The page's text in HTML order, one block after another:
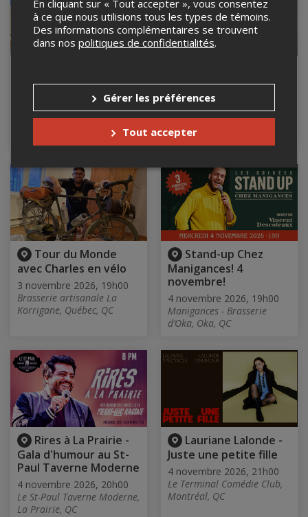
avec Charles en vélo
1er novembre 2026, 14h00
Brasserie artisanale La
PRÉSENTE CLAUDE
1er novembre 2026, 15h00
Centre culturel Stewart Hall
Claire, QC, Pointe-Claire, QC
Tour du Monde
avec Charles en vélo
3 novembre 2026, 19h00
Brasserie artisanale La
Korrigane, Québec, QC
Stand-up Chez
Manigances! 4
novembre!
4 novembre 2026, 19h00
Manigances - Brasserie
d’Oka, Oka, QC
Rires à La Prairie -
Gala d'humour au St-
Paul Taverne Moderne
4 novembre 2026, 20h00
Le St-Paul Taverne Moderne,
La Prairie, QC
Lauriane Lalonde -
Juste une petite fille
4 novembre 2026, 21h00
Le Terminal Comédie Club,
Montréal, QC
En cliquant sur « Tout accepter », vous consentez
à ce que nous utilisions tous les types de témoins.
Des informations complémentaires se trouvent
dans nos politiques de confidentialités.
Gérer les préférences
Tout accepter